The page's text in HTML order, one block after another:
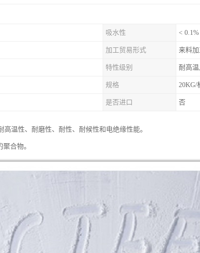
吸水性 < 0.1%
加工贸易形式 来料加
特性级别 耐高
规格 20KG/
是否进口 否
温性、耐磨性、耐性、耐候性和电绝缘性能。
合物。